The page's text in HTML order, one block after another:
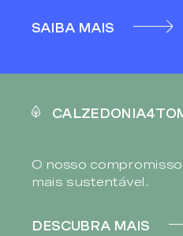
SAIBA MAIS
O nosso
mais sustentável.
DESCUBRA MAIS